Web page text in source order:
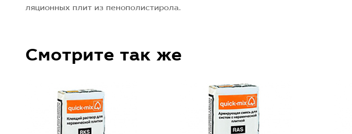
ляционных плит из пенополистирола.
Смотрите так же